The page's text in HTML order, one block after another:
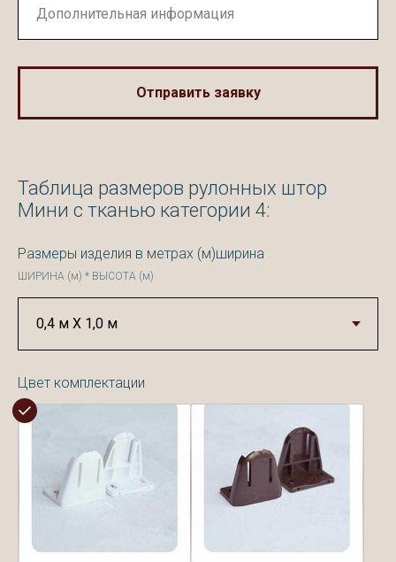
Отправить заявку
Таблица размеров рулонных штор
Мини с тканью категории 4:
Размеры изделия в метрах (м)ширина
ШИРИНА (м) * ВЫСОТА (м)
Цвет комплектации